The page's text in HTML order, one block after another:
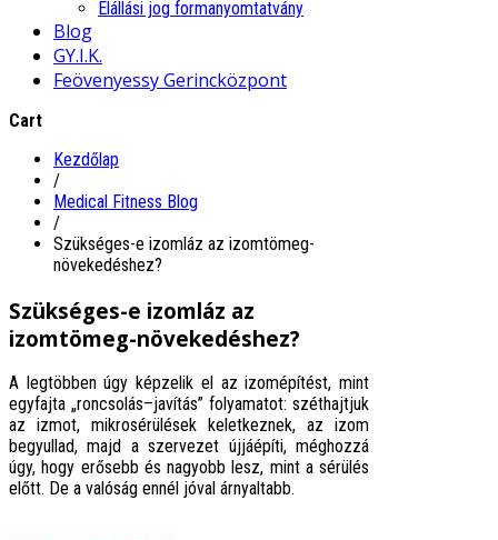
Elállási jog formanyomtatvány
Blog
GY.I.K.
Feövenyessy Gerincközpont
Cart
Kezdőlap
/
Medical Fitness Blog
/
Szükséges-e izomláz az izomtömeg-
növekedéshez?
Szükséges-e izomláz az
izomtömeg-növekedéshez?
A legtöbben úgy képzelik el az izomépítést, mint
egyfajta „roncsolás–javítás” folyamatot: széthajtjuk
az izmot, mikrosérülések keletkeznek, az izom
begyullad, majd a szervezet újjáépíti, méghozzá
úgy, hogy erősebb és nagyobb lesz, mint a sérülés
előtt. De a valóság ennél jóval árnyaltabb.